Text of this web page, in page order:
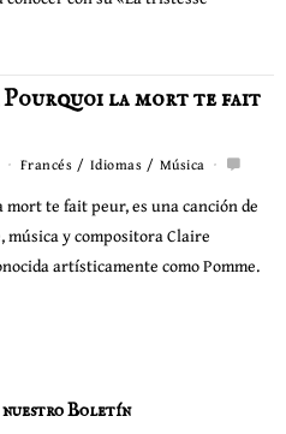
Pourquoi la mort te fait
Francés / Idiomas / Música
mort te fait peur, es una canción de
música y compositora Claire
artísticamente como Pomme.
nuestro Boletín